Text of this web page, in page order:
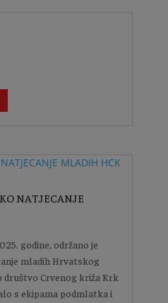
NATJECANJE
godine, održano je
mladih Hrvatskog
društvo Crvenog križa Krk
s ekipama podmlatka i